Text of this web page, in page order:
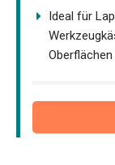
Ideal für
Oberflächen